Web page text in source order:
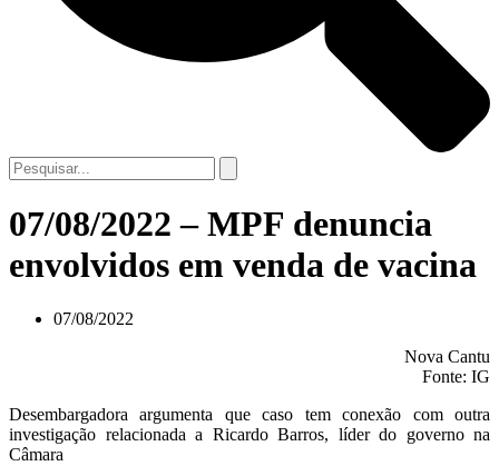
07/08/2022 – MPF denuncia
envolvidos em venda de vacina
07/08/2022
Nova Cantu
Fonte: IG
Desembargadora argumenta que caso tem conexão com outra
investigação relacionada a Ricardo Barros, líder do governo na
Câmara